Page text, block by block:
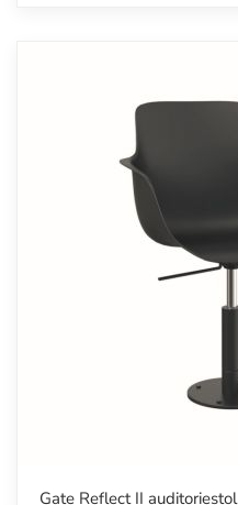
Gate Reflect II auditoriestol